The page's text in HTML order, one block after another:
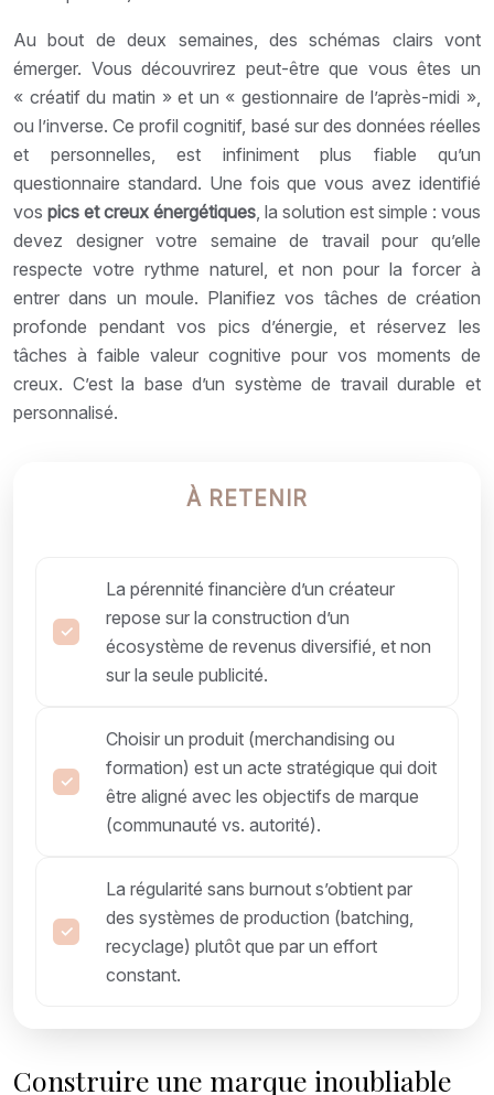
Au bout de deux semaines, des schémas clairs vont
émerger. Vous découvrirez peut-être que vous êtes un
« créatif du matin » et un « gestionnaire de l’après-midi »,
ou l’inverse. Ce profil cognitif, basé sur des données réelles
et personnelles, est infiniment plus fiable qu’un
questionnaire standard. Une fois que vous avez identifié
vos pics et creux énergétiques , la solution est simple : vous
devez designer votre semaine de travail pour qu’elle
respecte votre rythme naturel, et non pour la forcer à
entrer dans un moule. Planifiez vos tâches de création
profonde pendant vos pics d’énergie, et réservez les
tâches à faible valeur cognitive pour vos moments de
creux. C’est la base d’un système de travail durable et
personnalisé.
À RETENIR
La pérennité financière d’un créateur
repose sur la construction d’un
écosystème de revenus diversifié, et non
sur la seule publicité.
Choisir un produit (merchandising ou
formation) est un acte stratégique qui doit
être aligné avec les objectifs de marque
(communauté vs. autorité).
La régularité sans burnout s’obtient par
des systèmes de production (batching,
recyclage) plutôt que par un effort
constant.
Construire une marque inoubliable